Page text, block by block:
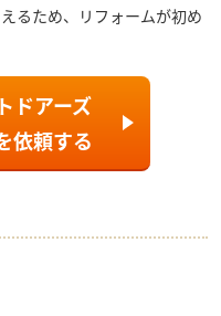
るため、リフォームが初め
ドアーズ
依頼する